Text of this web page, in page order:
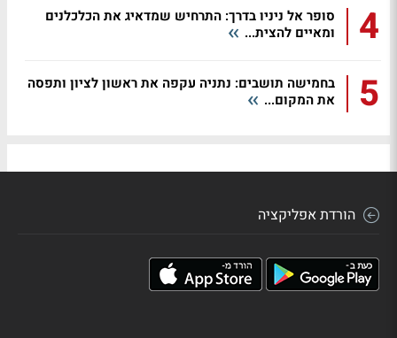
4
סופר אל ניניו בדרך: התרחיש שמדאיג את הכלכלנים
ומאיים להצית...
5
בחמישה תושבים: נתניה עקפה את ראשון לציון ותפסה
את המקום...
הורדת אפליקציה